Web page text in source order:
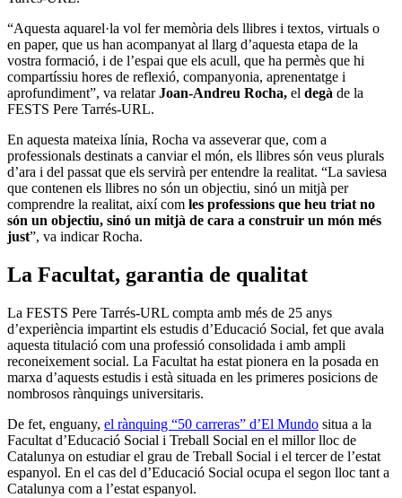
“Aquesta aquarel·la vol fer memòria dels llibres i textos, virtuals o
en paper, que us han acompanyat al llarg d’aquesta etapa de la
vostra formació, i de l’espai que els acull, que ha permès que hi
compartíssiu hores de reflexió, companyonia, aprenentatge i
aprofundiment”, va relatarJoan-Andreu Rocha, el degà de la
FESTS Pere Tarrés-URL.
En aquesta mateixa línia, Rocha va asseverar que, com a
professionals destinats a canviar el món, els llibres són veus plurals
d’ara i del passat que els servirà per entendre la realitat. “La saviesa
que contenen els llibres no són un objectiu, sinó un mitjà per
comprendre la realitat, així com les professions que heu triat no
són un objectiu, sinó un mitjà de cara a construir un món més
just”, va indicar Rocha.
La Facultat, garantia de qualitat
La FESTS Pere Tarrés-URL compta amb més de 25 anys
d’experiència impartint els estudis d’Educació Social, fet que avala
aquesta titulació com una professió consolidada i amb ampli
reconeixement social. La Facultat ha estat pionera en la posada en
marxa d’aquests estudis i està situada en les primeres posicions de
nombrosos rànquings universitaris.
De fet, enguany, el rànquing “50 carreras” d’El Mundo situa a la
Facultat d’Educació Social i Treball Social en el millor lloc de
Catalunya on estudiar el grau de Treball Social i el tercer de l’estat
espanyol. En el cas del d’Educació Social ocupa el segon lloc tant a
Catalunya com a l’estat espanyol.